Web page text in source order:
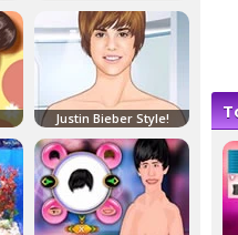
Justin Bieber Style!